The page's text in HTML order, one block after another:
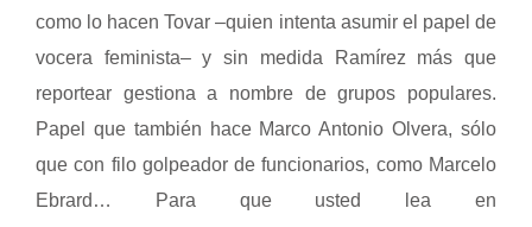
como lo hacen Tovar–quien intenta asumir el papel de
vocera feminista–y sin medida Ramírez más que
reportear gestiona a nombre de grupos populares.
Papel que también hace Marco Antonio Olvera, sólo
que con filo golpeador de funcionarios, como Marcelo
Ebrard…
Para que usted lea en